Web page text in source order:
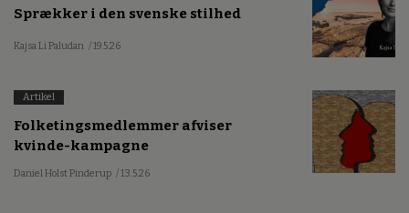
Sprækker i den svenske stilhed
Kajsa Li Paludan / 19.5.26
Artikel
Folketingsmedlemmer afviser
kvinde-kampagne
Daniel Holst Pinderup / 13.5.26